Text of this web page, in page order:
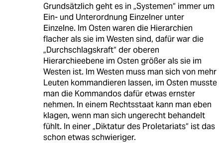
Grundsätzlich geht es in „Systemen“ immer um
Ein- und Unterordnung Einzelner unter
Einzelne. Im Osten waren die Hierarchien
flacher als sie im Westen sind, dafür war die
„Durchschlagskraft“ der oberen
Hierarchieebene im Osten größer als sie im
Westen ist. Im Westen muss man sich von mehr
Leuten kommandieren lassen, im Osten musste
man die Kommandos dafür etwas ernster
nehmen. In einem Rechtsstaat kann man eben
klagen, wenn man sich ungerecht behandelt
fühlt. In einer „Diktatur des Proletariats“ ist das
schon etwas schwieriger.